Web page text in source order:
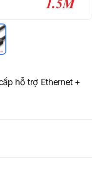
hỗ trợ Ethernet +